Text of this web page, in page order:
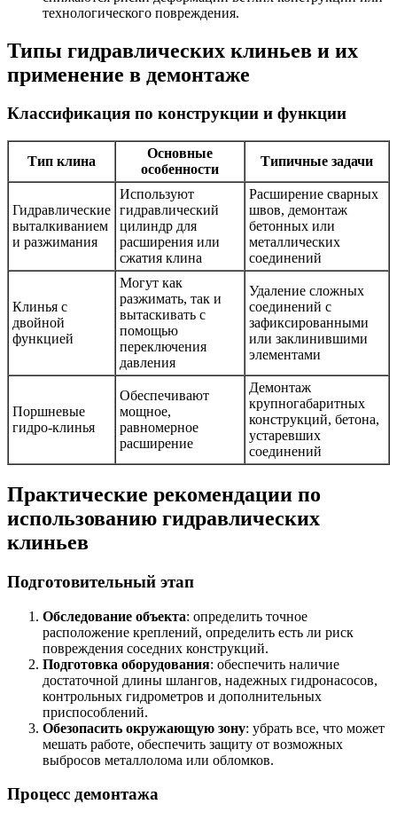
технологического повреждения.
Типы гидравлических клиньев и их
применение в демонтаже
Классификация по конструкции и функции
Тип клина
Основные
особенности
Типичные задачи
Гидравлические
выталкиванием
и разжимания
Используют
гидравлический
цилиндр для
расширения или
сжатия клина
Расширение сварных
швов, демонтаж
бетонных или
металлических
соединений
Клинья с
двойной
функцией
Могут как
разжимать, так и
вытаскивать с
помощью
переключения
давления
Удаление сложных
соединений с
зафиксированными
или заклинившими
элементами
Поршневые
гидро-клинья
Обеспечивают
мощное,
равномерное
расширение
Демонтаж
крупногабаритных
конструкций, бетона,
устаревших
соединений
Практические рекомендации по
использованию гидравлических
клиньев
Подготовительный этап
Обследование объекта: определить точное
расположение креплений, определить есть ли риск
повреждения соседних конструкций.
Подготовка оборудования: обеспечить наличие
достаточной длины шлангов, надежных гидронасосов,
контрольных гидрометров и дополнительных
приспособлений.
Обезопасить окружающую зону: убрать все, что может
мешать работе, обеспечить защиту от возможных
выбросов металлолома или обломков.
Процесс демонтажа